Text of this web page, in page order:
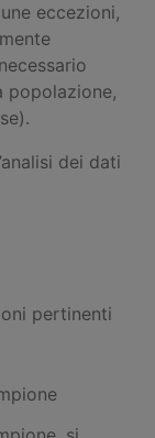
eccezioni,
popolazione,
dei dati
pertinenti